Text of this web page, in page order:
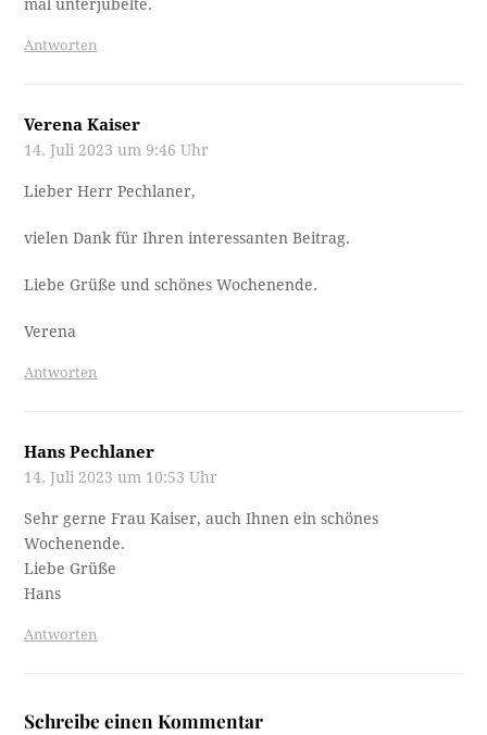
mal unterjubelte.
Antworten
Verena Kaiser
14. Juli 2023 um 9:46 Uhr
Lieber Herr Pechlaner,
vielen Dank für Ihren interessanten Beitrag.
Liebe Grüße und schönes Wochenende.
Verena
Antworten
Hans Pechlaner
14. Juli 2023 um 10:53 Uhr
Sehr gerne Frau Kaiser, auch Ihnen ein schönes
Wochenende.
Liebe Grüße
Hans
Antworten
Schreibe einen Kommentar